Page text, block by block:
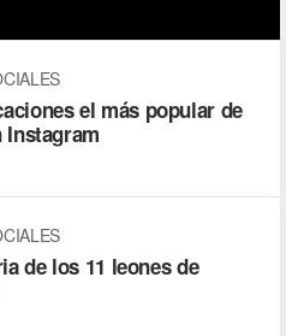
el más popular de
Instagram
de los 11 leones de